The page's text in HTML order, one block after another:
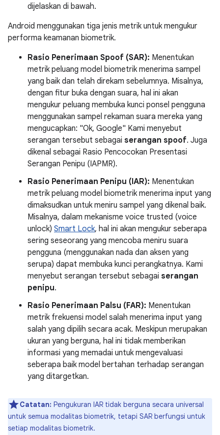
dijelaskan di bawah.
Android menggunakan tiga jenis metrik untuk mengukur
performa keamanan biometrik.
Rasio Penerimaan Spoof (SAR): Menentukan
metrik peluang model biometrik menerima sampel
yang baik dan telah direkam sebelumnya. Misalnya,
dengan fitur buka dengan suara, hal ini akan
mengukur peluang membuka kunci ponsel pengguna
menggunakan sampel rekaman suara mereka yang
mengucapkan: "Ok, Google" Kami menyebut
serangan tersebut sebagai serangan spoof. Juga
dikenal sebagai Rasio Pencocokan Presentasi
Serangan Penipu (IAPMR).
Rasio Penerimaan Penipu (IAR): Menentukan
metrik peluang model biometrik menerima input yang
dimaksudkan untuk meniru sampel yang dikenal baik.
Misalnya, dalam mekanisme voice trusted (voice
unlock) Smart Lock, hal ini akan mengukur seberapa
sering seseorang yang mencoba meniru suara
pengguna (menggunakan nada dan aksen yang
serupa) dapat membuka kunci perangkatnya. Kami
menyebut serangan tersebut sebagai serangan
penipu.
Rasio Penerimaan Palsu (FAR): Menentukan
metrik frekuensi model salah menerima input yang
salah yang dipilih secara acak. Meskipun merupakan
ukuran yang berguna, hal ini tidak memberikan
informasi yang memadai untuk mengevaluasi
seberapa baik model bertahan terhadap serangan
yang ditargetkan.
Catatan: Pengukuran IAR tidak berguna secara universal
untuk semua modalitas biometrik, tetapi SAR berfungsi untuk
setiap modalitas biometrik.